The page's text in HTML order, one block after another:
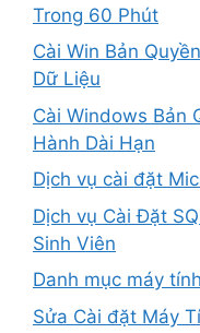
Trong 60 Phút
Cài Win Bản
Dữ Liệu
Cài Windows Bản
Hành Dài Hạn
Dịch vụ cài đặt
Dịch vụ Cài Đặt
Sinh Viên
Danh mục máy tính
Sửa Cài đặt Máy